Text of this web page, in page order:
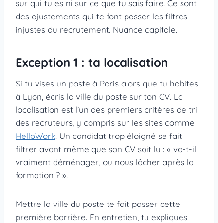
sur qui tu es ni sur ce que tu sais faire. Ce sont
des ajustements qui te font passer les filtres
injustes du recrutement. Nuance capitale.
Exception 1 : ta localisation
Si tu vises un poste à Paris alors que tu habites
à Lyon, écris la ville du poste sur ton CV. La
localisation est l’un des premiers critères de tri
des recruteurs, y compris sur les sites comme
HelloWork. Un candidat trop éloigné se fait
filtrer avant même que son CV soit lu : « va-t-il
vraiment déménager, ou nous lâcher après la
formation ? ».
Mettre la ville du poste te fait passer cette
première barrière. En entretien, tu expliques